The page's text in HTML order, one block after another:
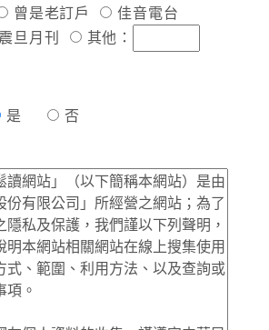
曾是老訂戶
佳音電台
震旦月刊 其他：
是 否